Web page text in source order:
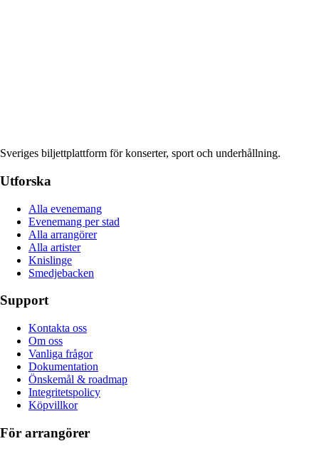
Sveriges biljettplattform för konserter, sport och underhållning.
Utforska
Alla evenemang
Evenemang per stad
Alla arrangörer
Alla artister
Knislinge
Smedjebacken
Support
Kontakta oss
Om oss
Vanliga frågor
Dokumentation
Önskemål & roadmap
Integritetspolicy
Köpvillkor
För arrangörer